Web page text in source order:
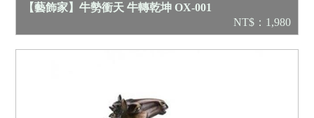
【藝飾家】牛勢衝天 牛轉乾坤 OX-001
NT$：1,980